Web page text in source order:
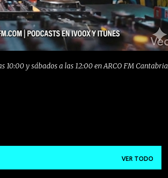
10:00 y sábados a las 12:00 en ARCO FM Cantabria
VER TODO